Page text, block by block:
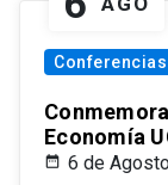
Conferencias
Economía
6 de